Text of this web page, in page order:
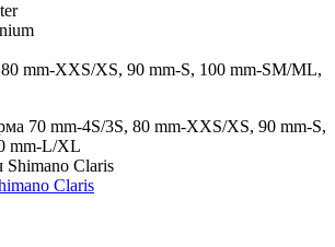
80 mm-XXS/XS, 90 mm-S, 100 mm-SM/ML,
70 mm-4S/3S, 80 mm-XXS/XS, 90 mm-S,
mm-L/XL
Shimano Claris
Claris